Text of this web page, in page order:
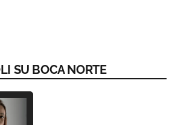
SU BOCA NORTE